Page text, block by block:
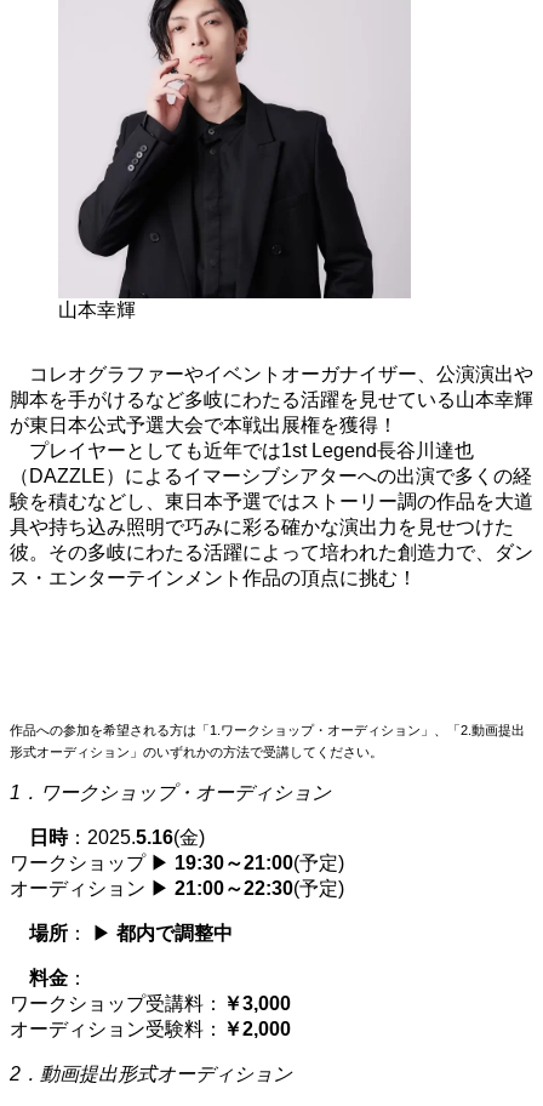
山本幸輝
コレオグラファーやイベントオーガナイザー、公演演出や
脚本を手がけるなど多岐にわたる活躍を見せている山本幸輝
が東日本公式予選大会で本戦出展権を獲得！
プレイヤーとしても近年では1st Legend長谷川達也
（DAZZLE） によるイマーシブシアターへの出演で多くの経
験を積むなどし、東日本予選ではストーリー調の作品を大道
具や持ち込み照明で巧みに彩る確かな演出力を見せつけた
彼。その多岐にわたる活躍によって培われた創造力で、ダン
ス・エンターテインメント作品の頂点に挑む！
作品への参加を希望される方は「1.ワークショップ・オーディション」、「2.動画提出
形式オーディション」のいずれかの方法で受講してください。
1．ワークショップ・オーディション
日時： 2025.5.16(金)
ワークショップ ▶ 19:30～21:00(予定)
オーディション ▶ 21:00～22:30(予定)
場所 ： ▶ 都内で調整中
料金 ：
ワークショップ受講料： ￥3,000
オーディション受験料： ￥2,000
2．動画提出形式オーディション